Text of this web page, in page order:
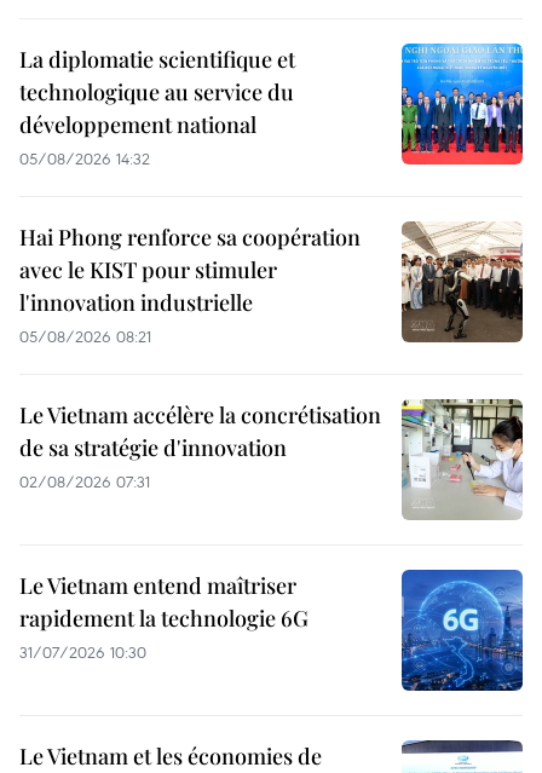
La diplomatie scientifique et
technologique au service du
développement national
05/08/2026 14:32
Hai Phong renforce sa coopération
avec le KIST pour stimuler
l'innovation industrielle
05/08/2026 08:21
Le Vietnam accélère la concrétisation
de sa stratégie d'innovation
02/08/2026 07:31
Le Vietnam entend maîtriser
rapidement la technologie 6G
31/07/2026 10:30
Le Vietnam et les économies de